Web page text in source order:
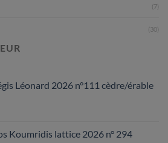
(7)
(30)
Léonard 2026 n°111 cèdre/érable
Koumridis lattice 2026 n° 294